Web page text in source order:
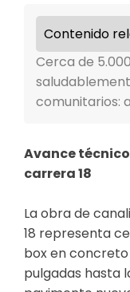
Contenido
Cerca de
comunitarios:
Avance
carrera 18
La obra de
18 representa
box en
pulgadas hasta